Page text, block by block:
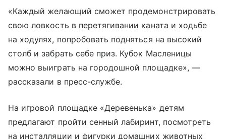
«Каждый желающий сможет продемонстрировать
свою ловкость в перетягивании каната и ходьбе
на ходулях, попробовать подняться на высокий
столб и забрать себе приз. Кубок Масленицы
можно выиграть на городошной площадке», —
рассказали в пресс-службе.
На игровой площадке «Деревенька» детям
предлагают пройти сенный лабиринт, посмотреть
на инсталляции и фигурки домашних животных